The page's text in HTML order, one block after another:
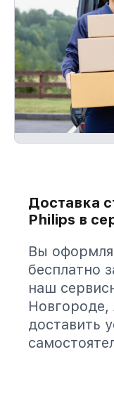
Доставка
Philips в
Вы
бесплатно
наш
доставить